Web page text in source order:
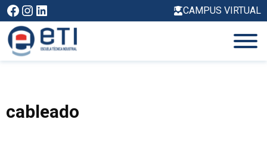
Saltar
al
contenido
Facebook
Instagram
LinkedIn CAMPUS VIRTUAL
cableado